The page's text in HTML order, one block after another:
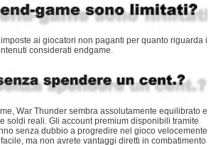
ai giocatori non paganti per quanto riguarda i
considerati endgame.
War Thunder sembra assolutamente equilibrato e
soldi reali. Gli account premium disponibili tramite
senza dubbio a progredire nel gioco velocemente
ma non avrete vantaggi diretti in combatimento